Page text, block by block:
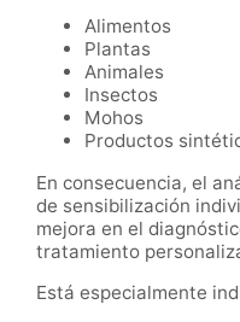
Alimentos
Plantas
Animales
Insectos
Mohos
Productos
En consecuencia, el
de sensibilización
mejora en el
tratamiento
Está especialmente